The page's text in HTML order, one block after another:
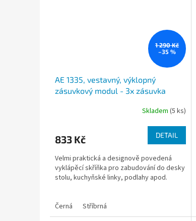
1 290 Kč
–35 %
AE 1335, vestavný, výklopný
zásuvkový modul - 3x zásuvka
Skladem (5 ks)
833 Kč DETAIL
Velmi praktická a designově povedená
vyklápěcí skříňka pro zabudování do desky
stolu, kuchyňské linky, podlahy apod.
Černá Stříbrná